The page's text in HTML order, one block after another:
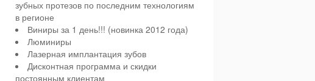
зубных протезов по последним технологиям
в регионе
Виниры за 1 день!!! (новинка 2012 года)
Люминиры
Лазерная имплантация зубов
Дисконтная программа и скидки
постоянным клиентам